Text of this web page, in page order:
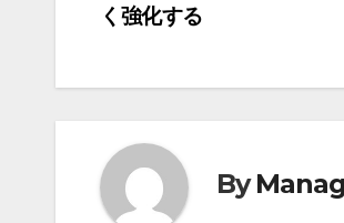
稿
ナ
ゲ
く強化する
By